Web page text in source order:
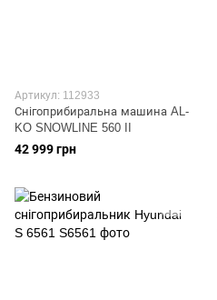
Артикул: 112933
Снігоприбиральна машина AL-
KO SNOWLINE 560 II
42 999 грн